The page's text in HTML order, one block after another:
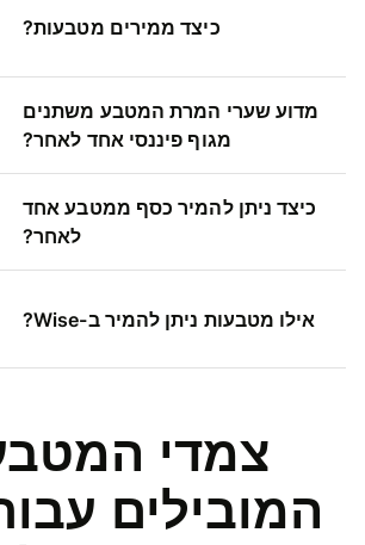
כיצד ממירים מטבעות?
מדוע שערי המרת המטבע משתנים
מגוף פיננסי אחד לאחר?
כיצד ניתן להמיר כסף ממטבע אחד
לאחר?
אילו מטבעות ניתן להמיר ב-Wise?
צמדי
המובילים